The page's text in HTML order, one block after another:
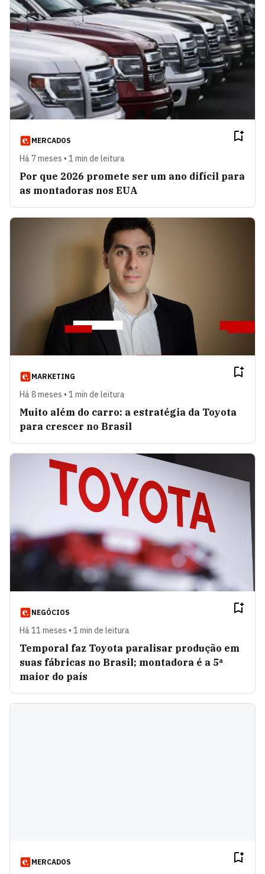
MERCADOS
Há 7 meses • 1 min de leitura
Por que 2026 promete ser um ano difícil para
as montadoras nos EUA
MARKETING
Há 8 meses • 1 min de leitura
Muito além do carro: a estratégia da Toyota
para crescer no Brasil
NEGÓCIOS
Há 11 meses • 1 min de leitura
Temporal faz Toyota paralisar produção em
suas fábricas no Brasil; montadora é a 5ª
maior do país
MERCADOS